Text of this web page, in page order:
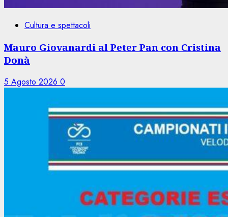
Cultura e spettacoli
Mauro Giovanardi al Peter Pan con Cristina
Donà
5 Agosto 2026 0